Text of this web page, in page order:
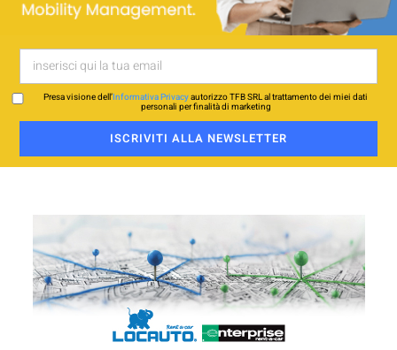
Presa visione dell’Informativa Privacyautorizzo TFB SRL al trattamento dei miei dati
personali per finalità di marketing
ISCRIVITI ALLA NEWSLETTER